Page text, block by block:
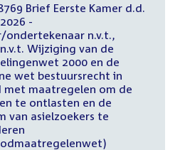
Brief Eerste Kamer d.d.
-
ondertekenaar n.v.t.,
Wijziging van de
2000 en de
wet bestuursrecht in
met maatregelen om de
te ontlasten en de
van asielzoekers te